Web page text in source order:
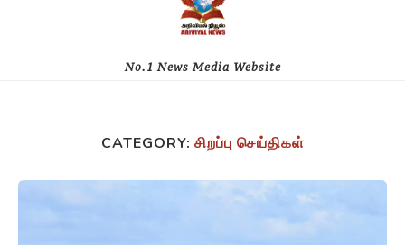
No.1 News Media Website
CATEGORY: சிறப்பு செய்திகள்